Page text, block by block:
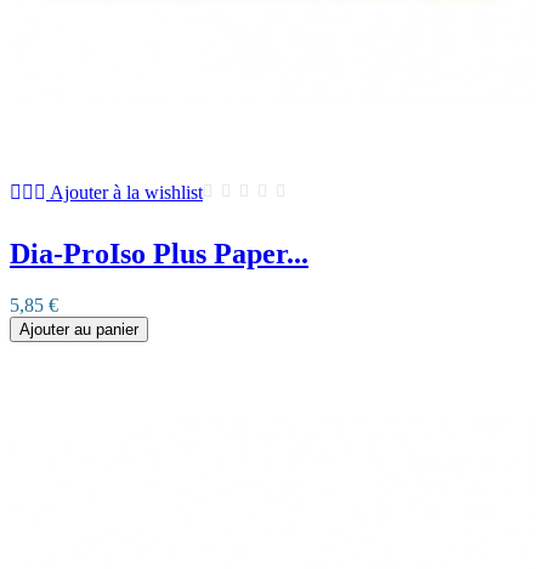
Ajouter à la wishlist
Dia-ProIso Plus Paper...
5,85 €
Ajouter au panier